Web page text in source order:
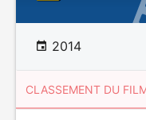
2014
CLASSEMENT DU